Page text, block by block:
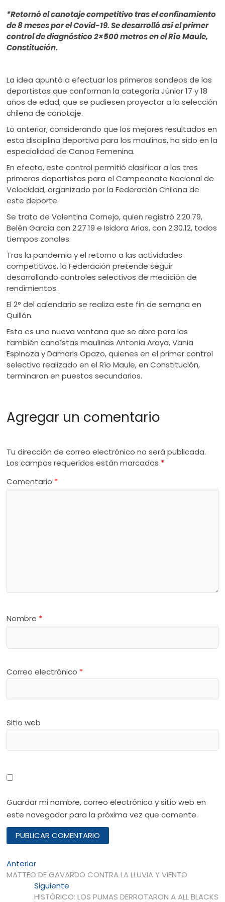
ú
*Retornó el canotaje competitivo tras el confinamiento
de 8 meses por el Covid-19. Se desarrolló así el primer
control de diagnóstico 2×500 metros en el Río Maule,
Constitución.
La idea apuntó a efectuar los primeros sondeos de los
deportistas que conforman la categoría Júnior 17 y 18
años de edad, que se pudiesen proyectar a la selección
chilena de canotaje.
Lo anterior, considerando que los mejores resultados en
esta disciplina deportiva para los maulinos, ha sido en la
especialidad de Canoa Femenina.
En efecto, este control permitió clasificar a las tres
primeras deportistas para el Campeonato Nacional de
Velocidad, organizado por la Federación Chilena de
este deporte.
Se trata de Valentina Cornejo, quien registró 2:20.79,
Belén García con 2:27.19 e Isidora Arias, con 2:30.12, todos
tiempos zonales.
Tras la pandemia y el retorno a las actividades
competitivas, la Federación pretende seguir
desarrollando controles selectivos de medición de
rendimientos.
El 2° del calendario se realiza este fin de semana en
Quillón.
Esta es una nueva ventana que se abre para las
también canoístas maulinas Antonia Araya, Vania
Espinoza y Damaris Opazo, quienes en el primer control
selectivo realizado en el Río Maule, en Constitución,
terminaron en puestos secundarios.
Agregar un comentario
Tu dirección de correo electrónico no será publicada.
Los campos requeridos están marcados *
Comentario *
Nombre *
Correo electrónico *
Sitio web
Guardar mi nombre, correo electrónico y sitio web en
este navegador para la próxima vez que comente.
Navegación
de
entradas
AnteriorEntrada
anterior:
MATTEO DE GAVARDO CONTRA LA LLUVIA Y VIENTO
SiguienteEntrada
siguiente:
HISTÓRICO: LOS PUMAS DERROTARON A ALL BLACKS